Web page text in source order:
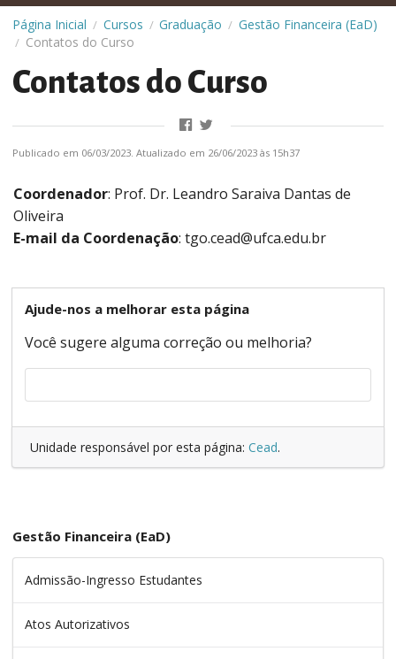
Página Inicial / Cursos / Graduação / Gestão Financeira (EaD)
/ Contatos do Curso
Contatos do Curso
Publicado em 06/03/2023. Atualizado em 26/06/2023 às 15h37
Coordenador: Prof. Dr. Leandro Saraiva Dantas de
Oliveira
E-mail da Coordenação: tgo.cead@ufca.edu.br
Ajude-nos a melhorar esta página
Você sugere alguma correção ou melhoria?
Unidade responsável por esta página: Cead.
Gestão Financeira (EaD)
Admissão-Ingresso Estudantes
Atos Autorizativos